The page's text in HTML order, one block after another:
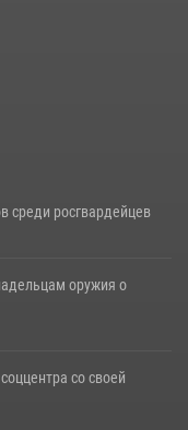
среди росгвардейцев
оружия о
со своей